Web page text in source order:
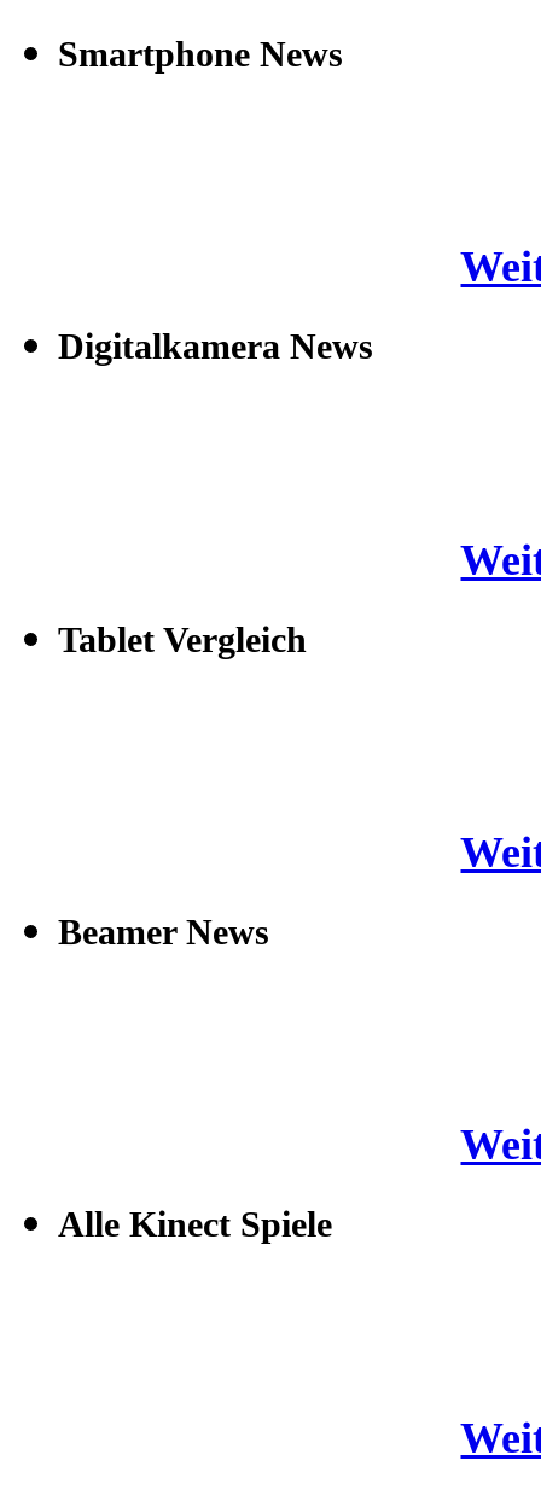
Smartphone News
Digitalkamera News
Tablet Vergleich
Beamer News
Alle Kinect Spiele